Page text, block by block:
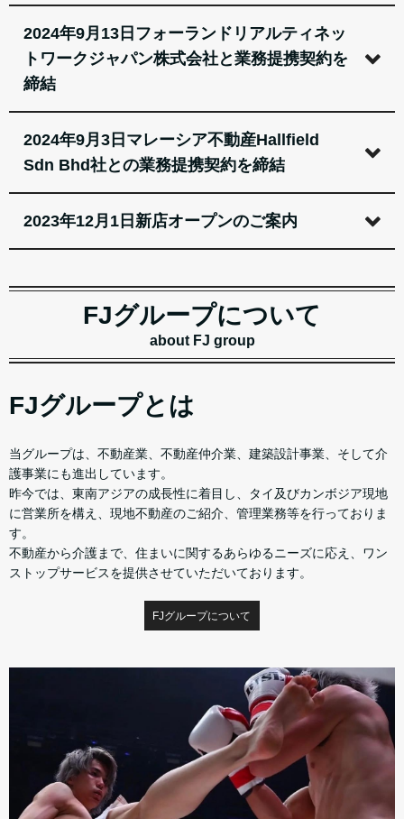
2024年9月13日フォーランドリアルティネッ
トワークジャパン株式会社と業務提携契約を
締結
2024年9月3日マレーシア不動産Hallfield
Sdn Bhd社との業務提携契約を締結
2023年12月1日新店オープンのご案内
FJグループについて
about FJ group
FJグループとは
当グループは、不動産業、不動産仲介業、建築設計事業、そして介
護事業にも進出しています。
昨今では、東南アジアの成長性に着目し、タイ及びカンボジア現地
に営業所を構え、現地不動産のご紹介、管理業務等を行っておりま
す。
不動産から介護まで、住まいに関するあらゆるニーズに応え、ワン
ストップサービスを提供させていただいております。
FJグループについて